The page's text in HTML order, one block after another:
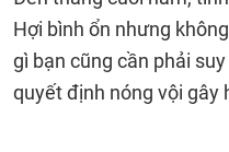
Hợi bình ổn nhưng
gì bạn cũng cần phải
quyết định nóng vội gây